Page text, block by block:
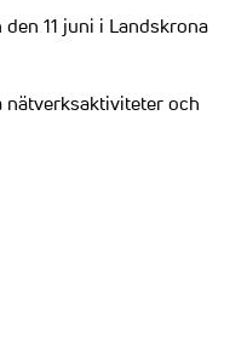
11 juni i Landskrona
och